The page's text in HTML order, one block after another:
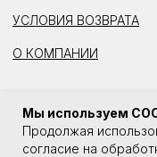
Мы используем
Продолжая
согласие на